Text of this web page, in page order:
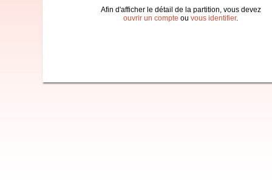
Afin d'afficher le détail de la partition, vous devez
ouvrir un compte ou vous identifier.